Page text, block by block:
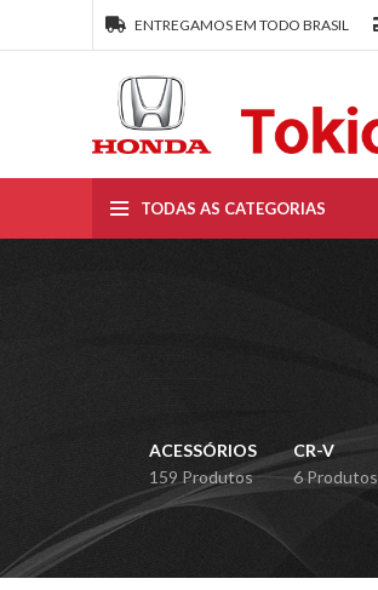
ENTREGAMOS EM TODO BRASIL
TODAS AS CATEGORIAS
ACESSÓRIOS
159 Produtos
CR-V
6 Produtos